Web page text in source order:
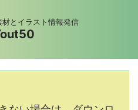
とイラスト情報発信